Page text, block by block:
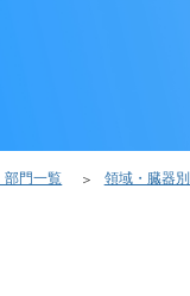
部門一覧 領域・臓器